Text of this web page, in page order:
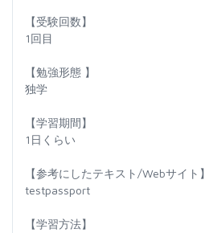
【受験回数】
1回目
【勉強形態 】
独学
【学習期間】
1日くらい
【参考にしたテキスト/Webサイト】
testpassport
【学習方法】